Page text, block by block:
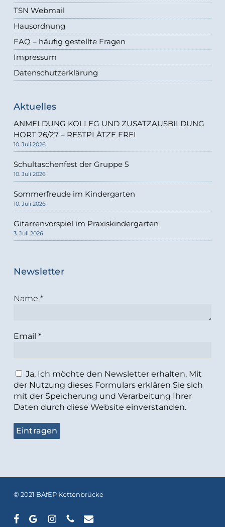
TSN Webmail
Hausordnung
FAQ – häufig gestellte Fragen
Impressum
Datenschutzerklärung
Aktuelles
ANMELDUNG KOLLEG UND ZUSATZAUSBILDUNG
HORT 26/27 – RESTPLÄTZE FREI
10. Juli 2026
Schultaschenfest der Gruppe 5
10. Juli 2026
Sommerfreude im Kindergarten
10. Juli 2026
Gitarrenvorspiel im Praxiskindergarten
3. Juli 2026
Newsletter
Name *
Email *
Ja, Ich möchte den Newsletter erhalten. Mit
der Nutzung dieses Formulars erklären Sie sich
mit der Speicherung und Verarbeitung Ihrer
Daten durch diese Website einverstanden.
© 2021 BAfEP Kettenbrücke
facebookgoogle-instagramphoneemail